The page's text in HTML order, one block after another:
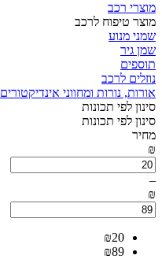
מוצרי רכב
מוצר טיפוח לרכב
שמני מנוע
שמן גיר
תוספים
נוזלים לרכב
אורות, נורות ומחווני אינדיקטורים
סינון לפי תכונות
סינון לפי תכונות
מחיר
₪
–
₪
₪20
₪89